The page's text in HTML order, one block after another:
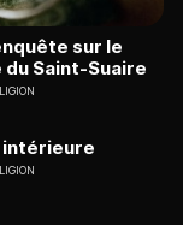
sur le
Saint-Suaire
intérieure